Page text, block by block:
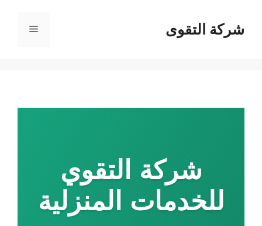
المحتوىشركة التقوى القائمة
شركة التقوي
للخدمات المنزلية